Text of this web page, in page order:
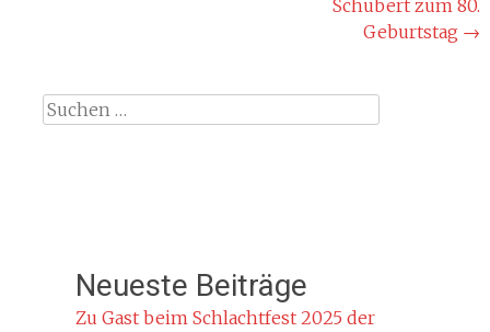
Schubert zum 80.
Geburtstag →
Suche
Neueste Beiträge
Zu Gast beim Schlachtfest 2025 der